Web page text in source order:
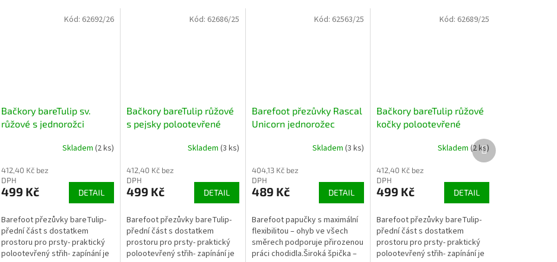
Bačkory bareTulip sv.
růžové s jednorožci
Skladem (2 ks)
412,40 Kč bez
DPH
499 Kč DETAIL
Barefoot přezůvky bareTulip-
přední část s dostatkem
prostoru pro prsty- praktický
polootevřený střih- zapínání je
Kód: 62692/26
Bačkory bareTulip růžové
s pejsky polootevřené
Skladem (3 ks)
412,40 Kč bez
DPH
499 Kč DETAIL
Barefoot přezůvky bareTulip-
přední část s dostatkem
prostoru pro prsty- praktický
polootevřený střih- zapínání je
Kód: 62686/25
Barefoot přezůvky Rascal
Unicorn jednorožec
Skladem(3 ks)
404,13 Kč bez
DPH
489 Kč DETAIL
Barefoot papučky s maximální
flexibilitou – ohyb ve všech
směrech podporuje přirozenou
práci chodidla.Široká špička –
Kód: 62563/25
Bačkory bareTulip růžové
kočky polootevřené
Skladem (2 ks)
412,40 Kč bez
DPH
499 Kč DETAIL
Barefoot přezůvky bareTulip-
přední část s dostatkem
prostoru pro prsty- praktický
polootevřený střih- zapínání je
Kód: 62689/25
Další
produkt